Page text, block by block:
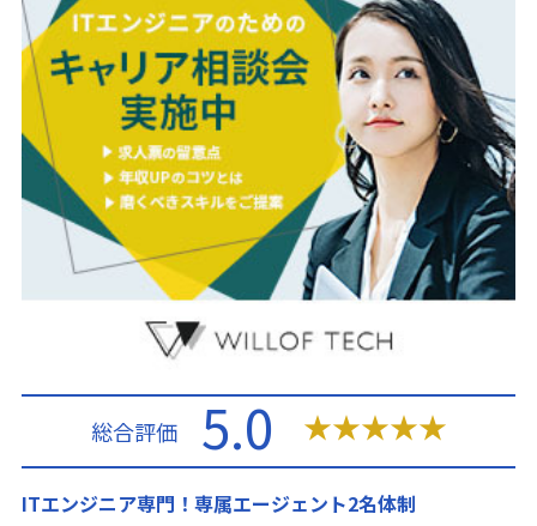
ITエンジニア専門！専属エージェント2名体制
総合評価 5.0 ★★★★★